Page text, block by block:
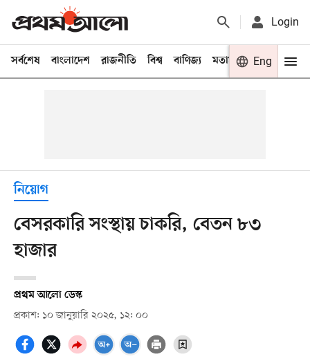
Login
সর্বশেষ বাংলাদেশ রাজনীতি বিশ্ব বাণিজ্য মতামত খেলা
Eng
নিয়োগ
বেসরকারি সংস্থায় চাকরি, বেতন ৮৩
হাজার
প্রথম আলো ডেস্ক
প্রকাশ: ১০ জানুয়ারি ২০২৫, ১২: ০০